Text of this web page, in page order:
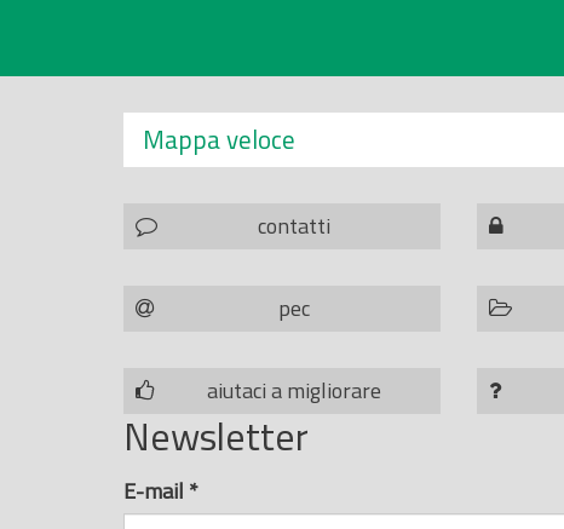
Mappa veloce
contatti
pec
aiutaci a migliorare
Newsletter
E-mail *